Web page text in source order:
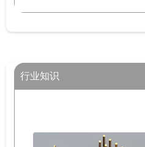
行业知识